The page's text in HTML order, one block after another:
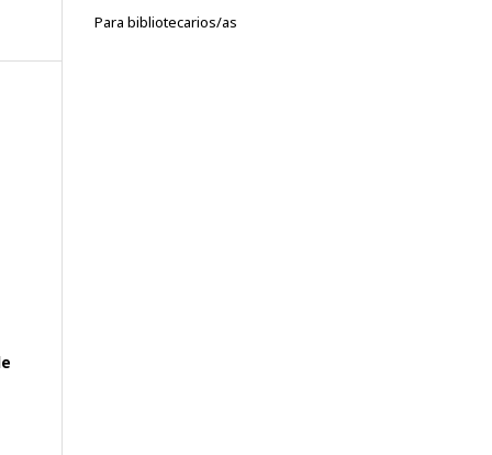
Para bibliotecarios/as